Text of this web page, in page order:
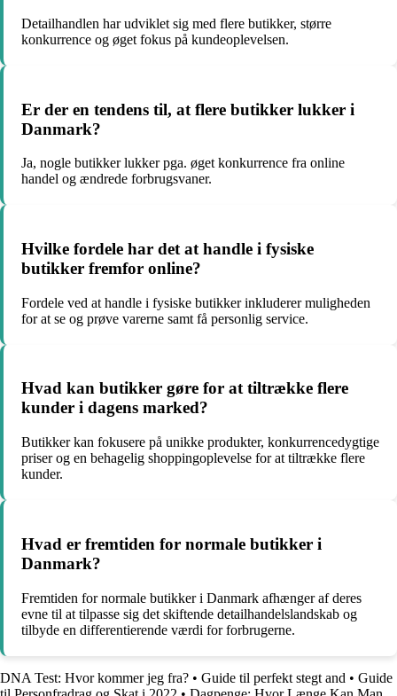
Detailhandlen har udviklet sig med flere butikker, større
konkurrence og øget fokus på kundeoplevelsen.
Er der en tendens til, at flere butikker lukker i
Danmark?
Ja, nogle butikker lukker pga. øget konkurrence fra online
handel og ændrede forbrugsvaner.
Hvilke fordele har det at handle i fysiske
butikker fremfor online?
Fordele ved at handle i fysiske butikker inkluderer muligheden
for at se og prøve varerne samt få personlig service.
Hvad kan butikker gøre for at tiltrække flere
kunder i dagens marked?
Butikker kan fokusere på unikke produkter, konkurrencedygtige
priser og en behagelig shoppingoplevelse for at tiltrække flere
kunder.
Hvad er fremtiden for normale butikker i
Danmark?
Fremtiden for normale butikker i Danmark afhænger af deres
evne til at tilpasse sig det skiftende detailhandelslandskab og
tilbyde en differentierende værdi for forbrugerne.
DNA Test: Hvor kommer jeg fra? • Guide til perfekt stegt and • Guide